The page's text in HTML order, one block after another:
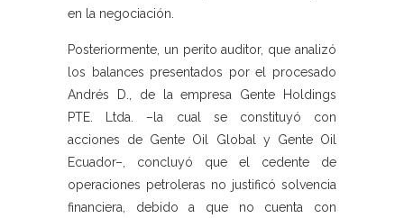
en la negociación.
Posteriormente, un perito auditor, que analizó
los balances presentados por el procesado
Andrés D., de la empresa Gente Holdings
PTE. Ltda. –la cual se constituyó con
acciones de Gente Oil Global y Gente Oil
Ecuador–, concluyó que el cedente de
operaciones petroleras no justificó solvencia
financiera, debido a que no cuenta con